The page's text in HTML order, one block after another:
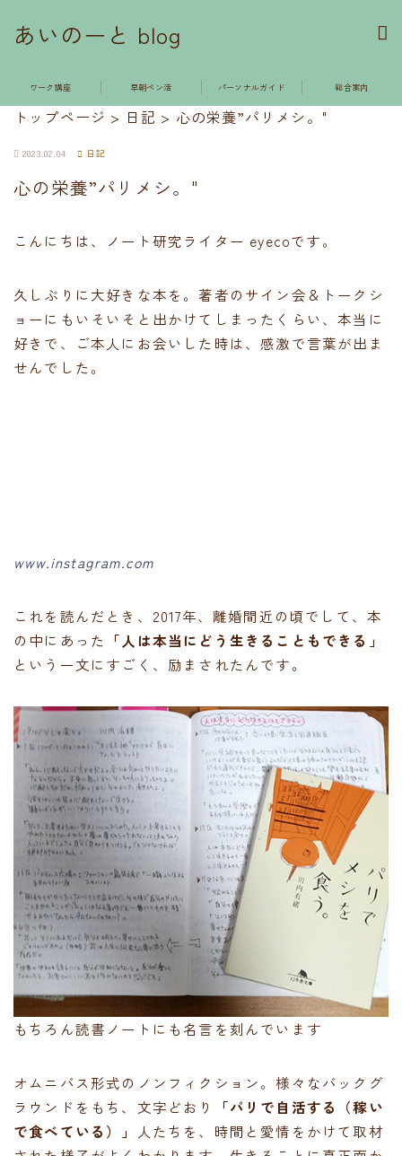
あいのーと blog
ワーク講座 早朝ペン活 パーソナルガイド 総合案内
トップページ > 日記 > 心の栄養”パリメシ。"
2023.02.04 日記
心の栄養”パリメシ。"
こんにちは、ノート研究ライター eyecoです。
久しぶりに大好きな本を。著者のサイン会＆トークシ
ョーにもいそいそと出かけてしまったくらい、本当に
好きで、ご本人にお会いした時は、感激で言葉が出ま
せんでした。
www.instagram.com
これを読んだとき、2017年、離婚間近の頃でして、本
の中にあった
「人は本当にどう生きることもできる」
という一文にすごく、励まされたんです。
もちろん読書ノートにも名言を刻んでいます
オムニバス形式のノンフィクション。様々なバックグ
ラウンドをもち、文字どおり
「パリで自活する（稼い
で食べている）」
人たちを、時間と愛情をかけて取材